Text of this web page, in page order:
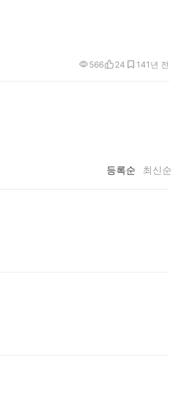
1년 전
566 24 14
등록순 최신순